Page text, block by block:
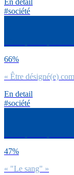
#société
66%
« Être désigné(e)
En detail
#société
47%
« "Le sang" »